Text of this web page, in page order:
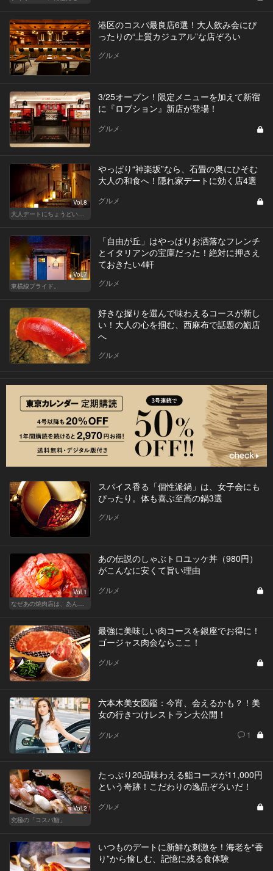
港区のコスパ最良店6選！大人飲み会にぴ
ったりの“上質カジュアル”な店ぞろい
グルメ
3/25オープン！限定メニューを加えて新宿
に『ロブション』新店が登場！
グルメ
Vol.8
大人デートにちょうどいい、神楽坂でしっぽり和食
やっぱり“神楽坂”なら、石畳の奥にひそむ
大人の和食へ！隠れ家デートに効く店4選
グルメ
Vol.7
東横線プライド。
「自由が丘」はやっぱりお洒落なフレンチ
とイタリアンの宝庫だった！絶対に押さえ
ておきたい4軒
グルメ
好きな握りを選んで味わえるコースが新し
い！大人の心を掴む、西麻布で話題の鮨店
へ
グルメ
スパイス香る「個性派鍋」は、女子会にも
ぴったり。体も喜ぶ至高の鍋3選
グルメ
Vol.1
なぜあの焼肉店は、あんなに安くて旨いのか？
あの伝説のしゃぶトロユッケ丼（980円）
がこんなに安くて旨い理由
グルメ
最強に美味しい肉コースを銀座でお得に！
ゴージャス肉会ならここ！
グルメ
六本木美女図鑑：今宵、会えるかも？！美
女の行きつけレストラン大公開！
グルメ 1
Vol.2
究極の「コスパ鮨」
たっぷり20品味わえる鮨コースが11,000円
という奇跡！こだわりの逸品ぞろいだ！
グルメ
いつものデートに新鮮な刺激を！海老を“香
り”から愉しむ、記憶に残る食体験